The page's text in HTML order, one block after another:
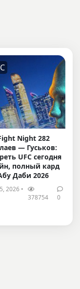
Night 282
— Гуськов:
UFC сегодня
полный кард
Даби 2026
2026 •
378754 0